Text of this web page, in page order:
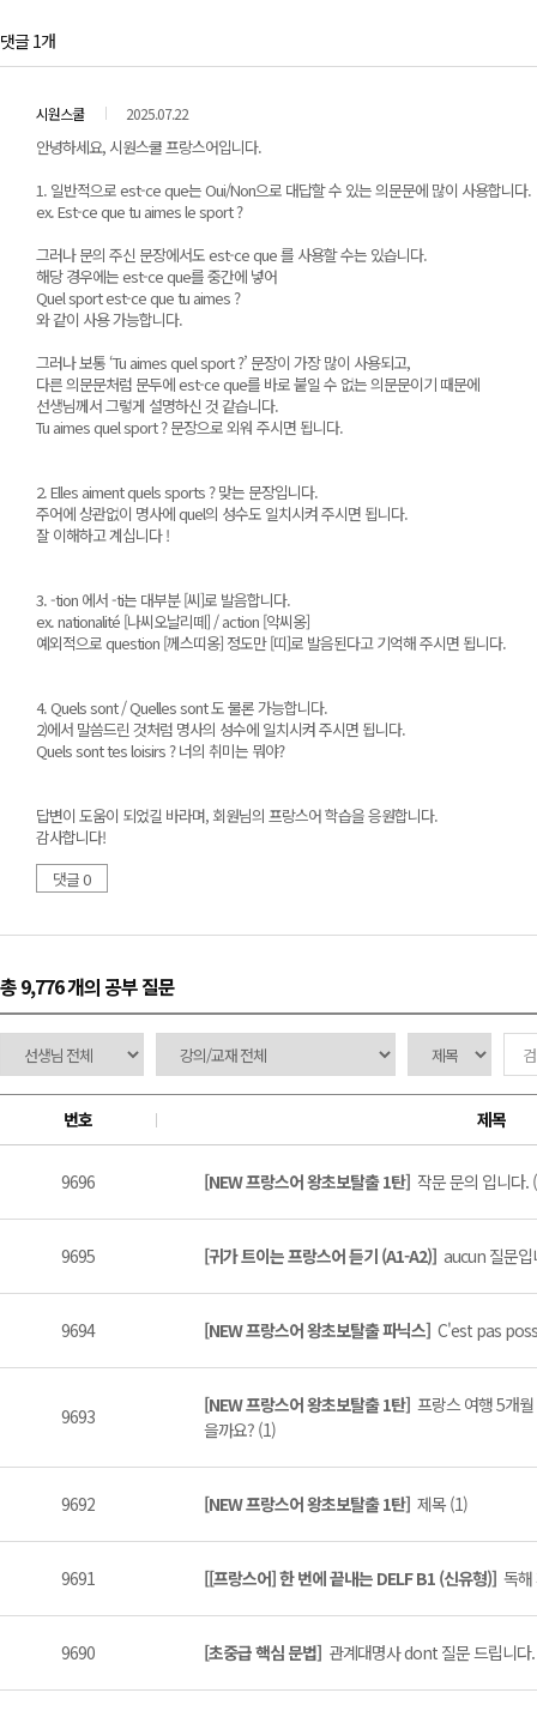
댓글 1개
시원스쿨 2025.07.22
안녕하세요, 시원스쿨 프랑스어입니다.
1. 일반적으로 est-ce que는 Oui/Non으로 대답할 수 있는 의문문에 많이 사용합니다.
ex. Est-ce que tu aimes le sport ?
그러나 문의 주신 문장에서도 est-ce que 를 사용할 수는 있습니다.
해당 경우에는 est-ce que를 중간에 넣어
Quel sport est-ce que tu aimes ?
와 같이 사용 가능합니다.
그러나 보통 ‘Tu aimes quel sport ?’ 문장이 가장 많이 사용되고,
다른 의문문처럼 문두에 est-ce que를 바로 붙일 수 없는 의문문이기 때문에
선생님께서 그렇게 설명하신 것 같습니다.
Tu aimes quel sport ? 문장으로 외워 주시면 됩니다.
2. Elles aiment quels sports ? 맞는 문장입니다.
주어에 상관없이 명사에 quel의 성수도 일치시켜 주시면 됩니다.
잘 이해하고 계십니다 !
3. -tion 에서 -ti는 대부분 [씨]로 발음합니다.
ex. nationalité [나씨오날리떼] / action [악씨옹]
예외적으로 question [께스띠옹] 정도만 [띠]로 발음된다고 기억해 주시면 됩니다.
4. Quels sont / Quelles sont 도 물론 가능합니다.
2)에서 말씀드린 것처럼 명사의 성수에 일치시켜 주시면 됩니다.
Quels sont tes loisirs ? 너의 취미는 뭐야?
답변이 도움이 되었길 바라며, 회원님의 프랑스어 학습을 응원합니다.
감사합니다!
댓글 0
총 9,776 개의 공부 질문
번호 제목
9696 [NEW 프랑스어 왕초보탈출 1탄] 작문 문의 입니다.
9695 [귀가 트이는 프랑스어 듣기 (A1-A2)] aucun 질문입
9694 [NEW 프랑스어 왕초보탈출 파닉스] C'est pas
9693 [NEW 프랑스어 왕초보탈출 1탄] 프랑스 여행 5개
을까요? (1)
9692 [NEW 프랑스어 왕초보탈출 1탄] 제목 (1)
9691 [[프랑스어] 한 번에 끝내는 DELF B1 (신유형)] 독해
9690 [초중급 핵심 문법] 관계대명사 dont 질문 드립니다